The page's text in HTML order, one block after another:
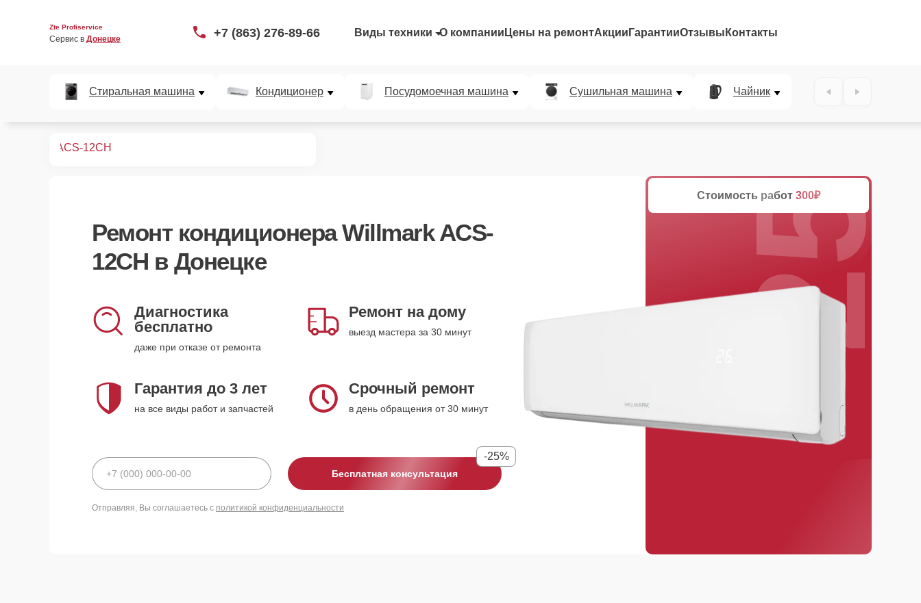
Zte Profiservice
Сервис в Донецке +7 (863) 276-89-66 Виды техники О компании Цены на ремонтАкции ГарантииОтзывы Контакты
Стиральная машина Кондиционер Посудомоечная машина Сушильная машина Чайник
ACS-12CH
Ремонт кондиционера Willmark ACS-
12CH в Донецке
Диагностика
бесплатно
даже при отказе от ремонта
Ремонт на дому
выезд мастера за 30 минут
Гарантия до 3 лет
на все виды работ и запчастей
Срочный ремонт
в день обращения от 30 минут
Бесплатная консультация
-25%
Отправляя, Вы соглашаетесь с политикой конфиденциальности
Стоимость работ 300₽
25%